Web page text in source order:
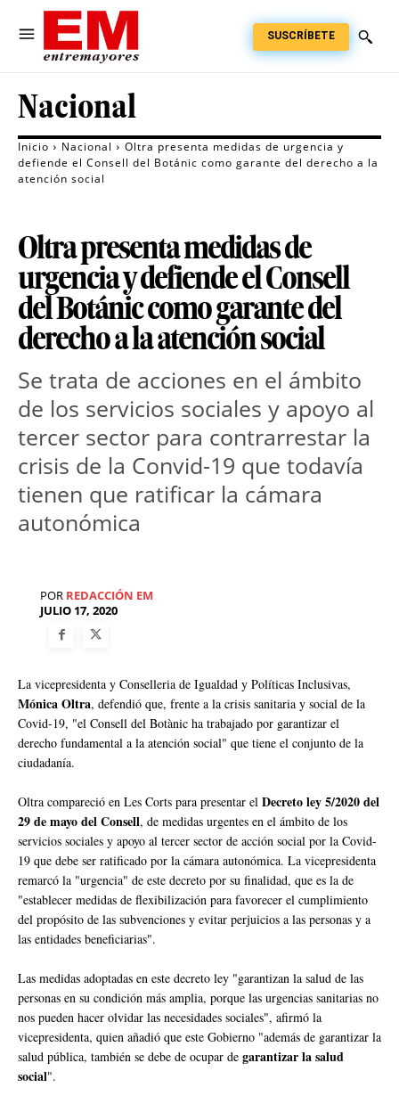
SUSCRÍBETE
Nacional
Inicio Nacional
Oltra presenta medidas de urgencia y
defiende el Consell del Botánic como garante del derecho a la
atención social
Oltra presenta medidas de
urgencia y defiende el Consell
del Botánic como garante del
derecho a la atención social
Se trata de acciones en el ámbito
de los servicios sociales y apoyo al
tercer sector para contrarrestar la
crisis de la Convid-19 que todavía
tienen que ratificar la cámara
autonómica
POR REDACCIÓN EM
JULIO 17, 2020
La vicepresidenta y Conselleria de Igualdad y Políticas Inclusivas,
Mónica Oltra, defendió que, frente a la crisis sanitaria y social de la
Covid-19, "el Consell del Botànic ha trabajado por garantizar el
derecho fundamental a la atención social" que tiene el conjunto de la
ciudadanía.
Oltra compareció en Les Corts para presentar el Decreto ley 5/2020 del
29 de mayo del Consell, de medidas urgentes en el ámbito de los
servicios sociales y apoyo al tercer sector de acción social por la Covid-
19 que debe ser ratificado por la cámara autonómica. La vicepresidenta
remarcó la "urgencia" de este decreto por su finalidad, que es la de
"establecer medidas de flexibilización para favorecer el cumplimiento
del propósito de las subvenciones y evitar perjuicios a las personas y a
las entidades beneficiarias".
Las medidas adoptadas en este decreto ley "garantizan la salud de las
personas en su condición más amplia, porque las urgencias sanitarias no
nos pueden hacer olvidar las necesidades sociales", afirmó la
vicepresidenta, quien añadió que este Gobierno "además de garantizar la
salud pública, también se debe de ocupar de garantizar la salud
social".